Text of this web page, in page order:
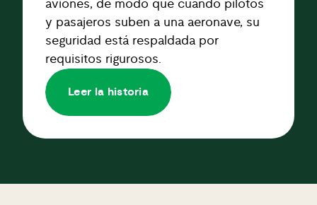
aviones, de modo que cuando pilotos
y pasajeros suben a una aeronave, su
seguridad está respaldada por
requisitos rigurosos.
Leer la historia